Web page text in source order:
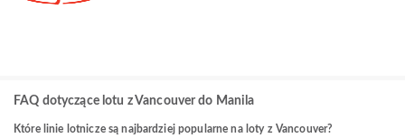
FAQ dotyczące lotu z Vancouver do Manila
Które linie lotnicze są najbardziej popularne na loty z Vancouver?